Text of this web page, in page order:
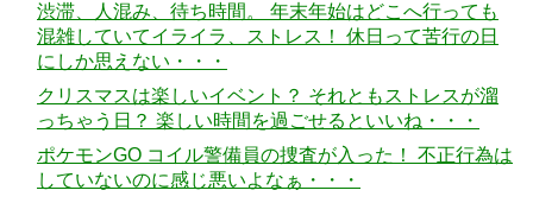
渋滞、人混み、待ち時間。 年末年始はどこへ行っても
混雑していてイライラ、ストレス！ 休日って苦行の日
にしか思えない・・・
クリスマスは楽しいイベント？ それともストレスが溜
っちゃう日？ 楽しい時間を過ごせるといいね・・・
ポケモンGO コイル警備員の捜査が入った！ 不正行為は
していないのに感じ悪いよなぁ・・・